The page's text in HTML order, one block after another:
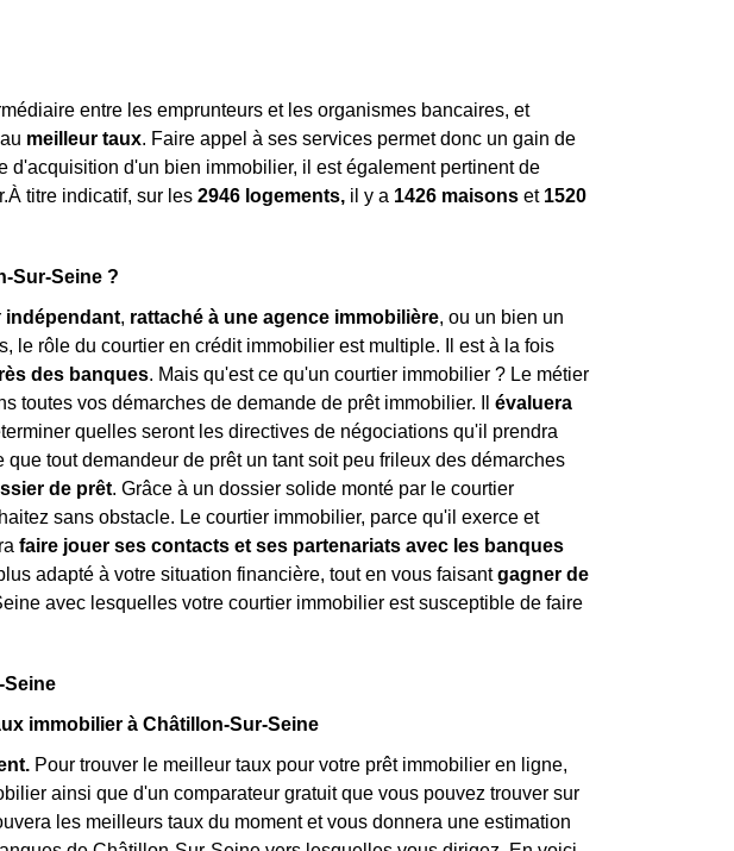
entre les emprunteurs et les organismes bancaires, et
meilleur taux. Faire appel à ses services permet donc un gain de
d'un bien immobilier, il est également pertinent de
titre indicatif, sur les 2946 logements, il y a 1426 maisons et 1520
Sur-Seine ?
indépendant, rattaché à une agence immobilière, ou un bien un
le rôle du courtier en crédit immobilier est multiple. Il est à la fois
des banques. Mais qu'est ce qu'un courtier immobilier ? Le métier
toutes vos démarches de demande de prêt immobilier. Il évaluera
quelles seront les directives de négociations qu'il prendra
tout demandeur de prêt un tant soit peu frileux des démarches
de prêt. Grâce à un dossier solide monté par le courtier
sans obstacle. Le courtier immobilier, parce qu'il exerce et
faire jouer ses contacts et ses partenariats avec les banques
adapté à votre situation financière, tout en vous faisantgagner de
avec lesquelles votre courtier immobilier est susceptible de faire
Seine
immobilier à Châtillon-Sur-Seine
Pour trouver le meilleur taux pour votre prêt immobilier en ligne,
ainsi que d'un comparateur gratuit que vous pouvez trouver sur
les meilleurs taux du moment et vous donnera une estimation